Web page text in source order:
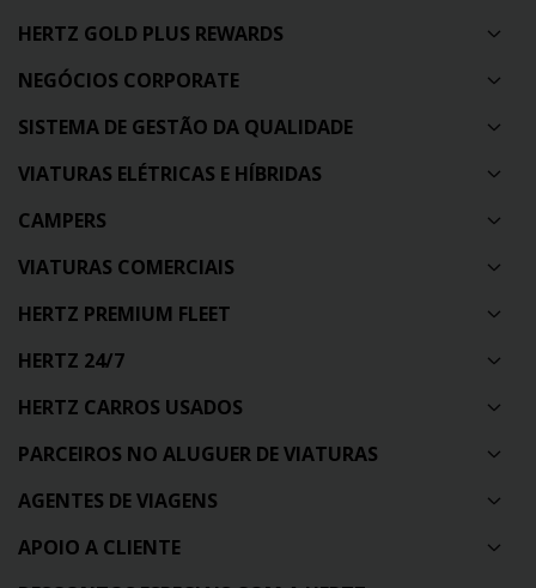
HERTZ GOLD PLUS REWARDS
NEGÓCIOS CORPORATE
SISTEMA DE GESTÃO DA QUALIDADE
VIATURAS ELÉTRICAS E HÍBRIDAS
CAMPERS
VIATURAS COMERCIAIS
HERTZ PREMIUM FLEET
HERTZ 24/7
HERTZ CARROS USADOS
PARCEIROS NO ALUGUER DE VIATURAS
AGENTES DE VIAGENS
APOIO A CLIENTE